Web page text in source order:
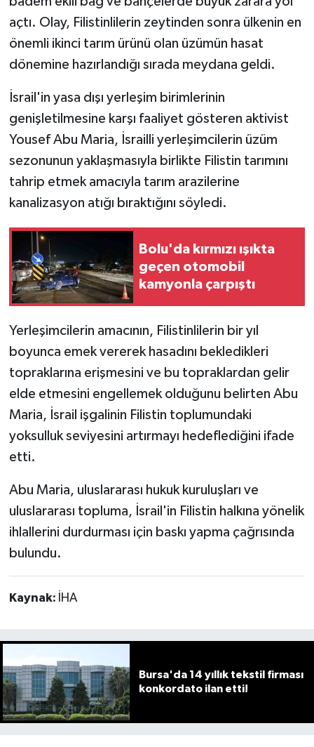
açtı. Olay, Filistinlilerin zeytinden sonra ülkenin en
önemli ikinci tarım ürünü olan üzümün hasat
dönemine hazırlandığı sırada meydana geldi.
İsrail'in yasa dışı yerleşim birimlerinin
genişletilmesine karşı faaliyet gösteren aktivist
Yousef Abu Maria, İsrailli yerleşimcilerin üzüm
sezonunun yaklaşmasıyla birlikte Filistin tarımını
tahrip etmek amacıyla tarım arazilerine
kanalizasyon atığı bıraktığını söyledi.
Bolu'da kırmızı ışıkta
geçen otomobil
kamyonla çarpıştı
Yerleşimcilerin amacının, Filistinlilerin bir yıl
boyunca emek vererek hasadını bekledikleri
topraklarına erişmesini ve bu topraklardan gelir
elde etmesini engellemek olduğunu belirten Abu
Maria, İsrail işgalinin Filistin toplumundaki
yoksulluk seviyesini artırmayı hedeflediğini ifade
etti.
Abu Maria, uluslararası hukuk kuruluşları ve
uluslararası topluma, İsrail'in Filistin halkına yönelik
ihlallerini durdurması için baskı yapma çağrısında
bulundu.
Kaynak: İHA
Bursa'da 14 yıllık tekstil firması
konkordato ilan etti!